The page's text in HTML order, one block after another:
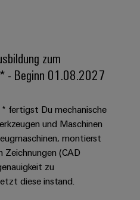
zum
- Beginn 01.08.2027
fertigst Du mechanische
und Maschinen
montierst
Zeichnungen (CAD
zu
diese instand.